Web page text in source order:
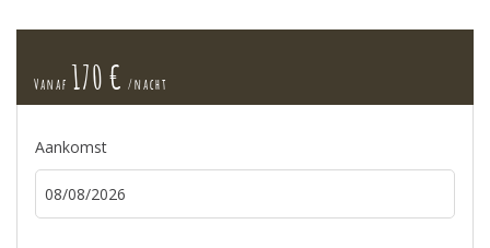
Vanaf 170 € /nacht
Aankomst